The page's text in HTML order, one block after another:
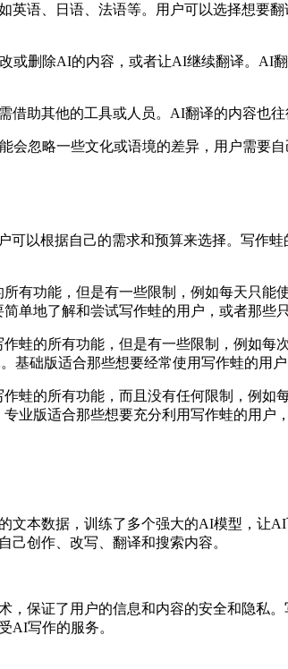
语、日语、法语等。用户可以选择想要
或删除AI的内容，或者让AI继续翻译。AI
助其他的工具或人员。AI翻译的内容也
忽略一些文化或语境的差异，用户需要
以根据自己的需求和预算来选择。写作
有功能，但是有一些限制，例如每天只
单地了解和尝试写作蛙的用户，或者那些
蛙的所有功能，但是有一些限制，例如每
基础版适合那些想要经常使用写作蛙的用
蛙的所有功能，而且没有任何限制，例
业版适合那些想要充分利用写作蛙的用户
本数据，训练了多个强大的AI模型，让
创作、改写、翻译和搜索内容。
保证了用户的信息和内容的安全和隐私
AI写作的服务。